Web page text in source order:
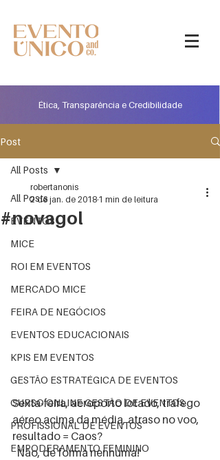
Ética, Transparência e Credibilidade
Post
All Posts
EVENTOS
MICE
ROI EM EVENTOS
MERCADO MICE
FEIRA DE NEGÓCIOS
EVENTOS EDUCACIONAIS
KPIS EM EVENTOS
GESTÃO ESTRATÉGICA DE EVENTOS
CURSO ONLINE GESTÃO DE EVENTOS
PROFISSIONAL DE EVENTOS
EMPODERAMENTO FEMININO
All Posts
#novagol
robertanonis
2 de jan. de 2018 1 min de leitura
Sexta-feira, aeroporto lotado, tráfego
aéreo acima da média, atraso no voo,
resultado = Caos?
  Não, de forma nenhuma!